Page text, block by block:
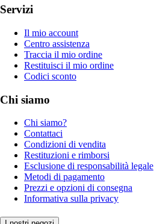
Servizi
Il mio account
Centro assistenza
Traccia il mio ordine
Restituisci il mio ordine
Codici sconto
Chi siamo
Chi siamo?
Contattaci
Condizioni di vendita
Restituzioni e rimborsi
Esclusione di responsabilità legale
Metodi di pagamento
Prezzi e opzioni di consegna
Informativa sulla privacy